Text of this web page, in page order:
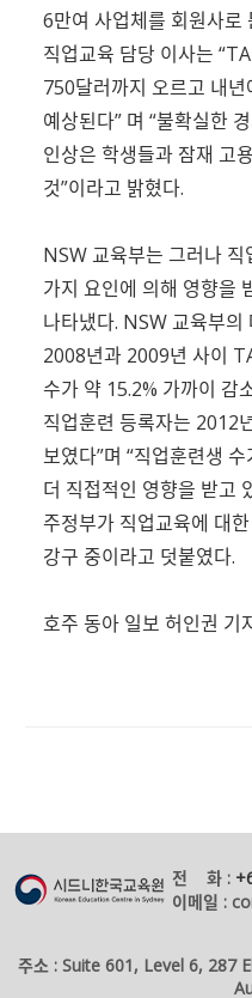
6만여 사업체를 회원사로
직업교육 담당 이사는
750달러까지 오르고 내
예상된다” 며 “불확실한
인상은 학생들과 잠재 고
것”이라고 밝혔다.
NSW 교육부는 그러나
가지 요인에 의해 영향을
나타냈다. NSW 교육부의
2008년과 2009년 사이
수가 약 15.2% 가까이 감
직업훈련 등록자는 2012
보였다”며 “직업훈련생
더 직접적인 영향을 받고
주정부가 직업교육에 대
강구 중이라고 덧붙였다.
호주 동아 일보 허인권 기
전 화 :
이메일 :
주소 : Suite 601, Level 6, 287